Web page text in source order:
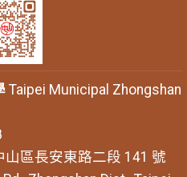
Taipei Municipal Zhongshan
區長安東路二段 141 號